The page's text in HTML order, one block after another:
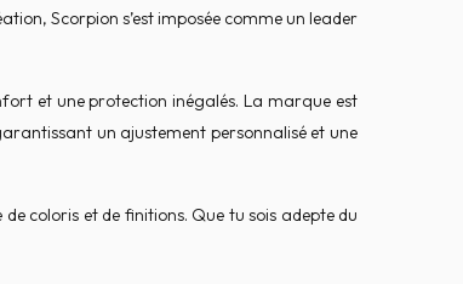
Scorpion s’est imposée comme un leader
et une protection inégalés. La marque est
un ajustement personnalisé et une
coloris et de finitions. Que tu sois adepte du